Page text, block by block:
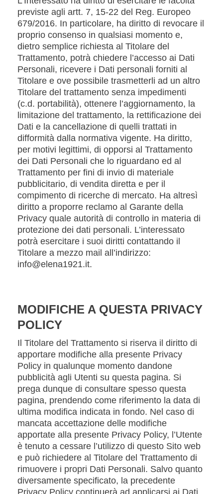
previste agli artt. 7, 15-22 del Reg. Europeo
679/2016. In particolare, ha diritto di revocare il
proprio consenso in qualsiasi momento e,
dietro semplice richiesta al Titolare del
Trattamento, potrà chiedere l’accesso ai Dati
Personali, ricevere i Dati personali forniti al
Titolare e ove possibile trasmetterli ad un altro
Titolare del trattamento senza impedimenti
(c.d. portabilità), ottenere l’aggiornamento, la
limitazione del trattamento, la rettificazione dei
Dati e la cancellazione di quelli trattati in
difformità dalla normativa vigente. Ha diritto,
per motivi legittimi, di opporsi al Trattamento
dei Dati Personali che lo riguardano ed al
Trattamento per fini di invio di materiale
pubblicitario, di vendita diretta e per il
compimento di ricerche di mercato. Ha altresì
diritto a proporre reclamo al Garante della
Privacy quale autorità di controllo in materia di
protezione dei dati personali. L’interessato
potrà esercitare i suoi diritti contattando il
Titolare a mezzo mail all’indirizzo:
info@elena1921.it.
MODIFICHE A QUESTA PRIVACY
POLICY
Il Titolare del Trattamento si riserva il diritto di
apportare modifiche alla presente Privacy
Policy in qualunque momento dandone
pubblicità agli Utenti su questa pagina. Si
prega dunque di consultare spesso questa
pagina, prendendo come riferimento la data di
ultima modifica indicata in fondo. Nel caso di
mancata accettazione delle modifiche
apportate alla presente Privacy Policy, l’Utente
è tenuto a cessare l’utilizzo di questo Sito web
e può richiedere al Titolare del Trattamento di
rimuovere i propri Dati Personali. Salvo quanto
diversamente specificato, la precedente
Privacy Policy continuerà ad applicarsi ai Dati